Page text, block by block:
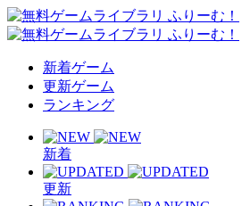
新着ゲーム
更新ゲーム
ランキング
新着
更新